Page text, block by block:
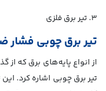
۳. تیر برق فلزی
تیر برق چوبی
از انواع پایه‌های برق که از
تیر برق چوبی اشاره کرد.